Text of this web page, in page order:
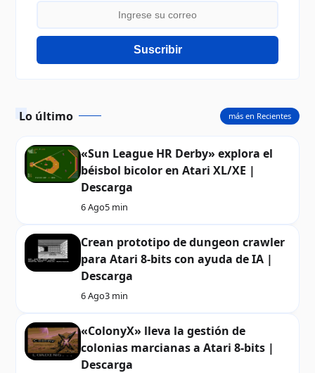
Suscribir
Lo último
«Sun League HR Derby» explora el
béisbol bicolor en Atari XL/XE |
Descarga
6 Ago5 min
Crean prototipo de dungeon crawler
para Atari 8-bits con ayuda de IA |
Descarga
6 Ago3 min
«ColonyX» lleva la gestión de
colonias marcianas a Atari 8-bits |
Descarga
más en Recientes